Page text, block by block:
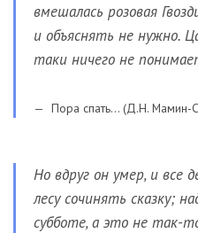
вмешалась розовая
и объяснять не нужно.
таки ничего не
Пора спать… (Д.Н. Мамин-
Но вдруг он умер, и все
лесу сочинять сказку;
субботе, а это не так-